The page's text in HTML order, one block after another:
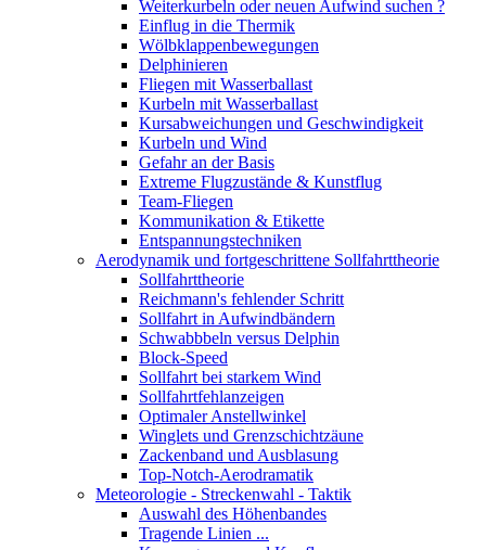
Weiterkurbeln oder neuen Aufwind suchen ?
Einflug in die Thermik
Wölbklappenbewegungen
Delphinieren
Fliegen mit Wasserballast
Kurbeln mit Wasserballast
Kursabweichungen und Geschwindigkeit
Kurbeln und Wind
Gefahr an der Basis
Extreme Flugzustände & Kunstflug
Team-Fliegen
Kommunikation & Etikette
Entspannungstechniken
Aerodynamik und fortgeschrittene Sollfahrttheorie
Sollfahrttheorie
Reichmann's fehlender Schritt
Sollfahrt in Aufwindbändern
Schwabbbeln versus Delphin
Block-Speed
Sollfahrt bei starkem Wind
Sollfahrtfehlanzeigen
Optimaler Anstellwinkel
Winglets und Grenzschichtzäune
Zackenband und Ausblasung
Top-Notch-Aerodramatik
Meteorologie - Streckenwahl - Taktik
Auswahl des Höhenbandes
Tragende Linien ...